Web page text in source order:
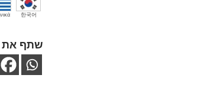
한국어
שתף את